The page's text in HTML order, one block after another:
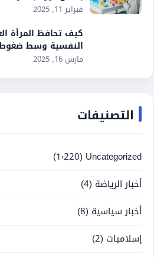
فبراير 11, 2025
كيف تحافظ المرأة
النفسية وسط ضغوط
مارس 16, 2025
التصنيفات
Uncategorized (1٬220)
أخبار الرياضة (4)
أخبار سياسية (8)
إسلاميات (2)